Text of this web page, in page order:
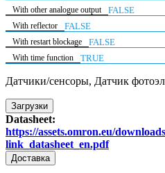
With other analogue output FALSE
With reflector FALSE
With restart blockage FALSE
With time function TRUE
Датчики/сенсоры, Датчик
Загрузки
Datasheet:
https://assets.omron.eu/
link_datasheet_en.pdf
Доставка